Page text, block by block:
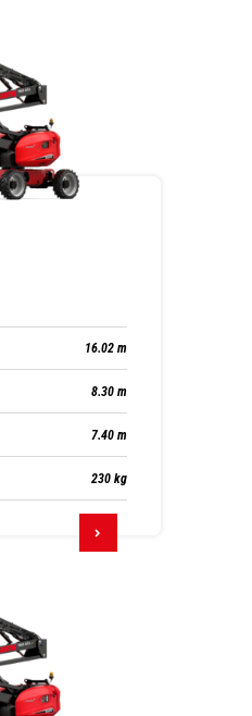
16.02 m
8.30 m
7.40 m
230 kg